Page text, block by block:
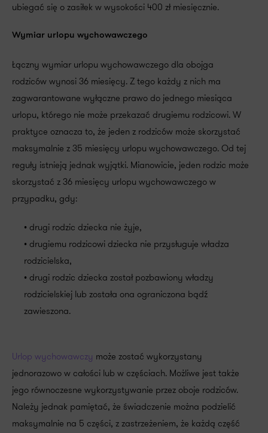
ubiegać się o zasiłek w wysokości 400 zł miesięcznie.
Wymiar urlopu wychowawczego
Łączny wymiar urlopu wychowawczego dla obojga
rodziców wynosi 36 miesięcy. Z tego każdy z nich ma
zagwarantowane wyłączne prawo do jednego miesiąca
urlopu, którego nie może przekazać drugiemu rodzicowi. W
praktyce oznacza to, że jeden z rodziców może skorzystać
maksymalnie z 35 miesięcy urlopu wychowawczego. Od tej
reguły istnieją jednak wyjątki. Mianowicie, jeden rodzic może
skorzystać z 36 miesięcy urlopu wychowawczego w
przypadku, gdy:
• drugi rodzic dziecka nie żyje,
• drugiemu rodzicowi dziecka nie przysługuje władza
rodzicielska,
• drugi rodzic dziecka został pozbawiony władzy
rodzicielskiej lub została ona ograniczona bądź
zawieszona.
Urlop wychowawczy może zostać wykorzystany
jednorazowo w całości lub w częściach. Możliwe jest także
jego równoczesne wykorzystywanie przez oboje rodziców.
Należy jednak pamiętać, że świadczenie można podzielić
maksymalnie na 5 części, z zastrzeżeniem, że każdą część